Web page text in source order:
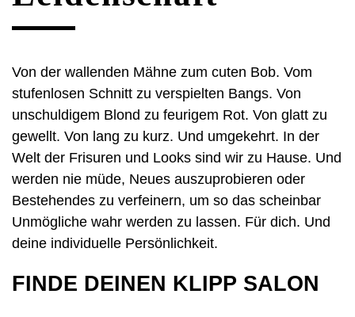
Aktionen
Pflege
Farbe
Schnitt & Styling
Kopfhaut
Haarverlängerung
Dauerhafte Glättung
Fairantwortung
Haarspende

Onlineshop
Firmenauszeichnungen
Offene Stellen
Stylist
KLIPP Akademie
Von der wallenden Mähne zum cuten Bob. Vom
stufenlosen Schnitt zu verspielten Bangs. Von
unschuldigem Blond zu feurigem Rot. Von glatt zu
gewellt. Von lang zu kurz. Und umgekehrt. In der
Welt der Frisuren und Looks sind wir zu Hause. Und
werden nie müde, Neues auszuprobieren oder
Bestehendes zu verfeinern, um so das scheinbar
Unmögliche wahr werden zu lassen. Für dich. Und
deine individuelle Persönlichkeit.
FINDE DEINEN KLIPP SALON